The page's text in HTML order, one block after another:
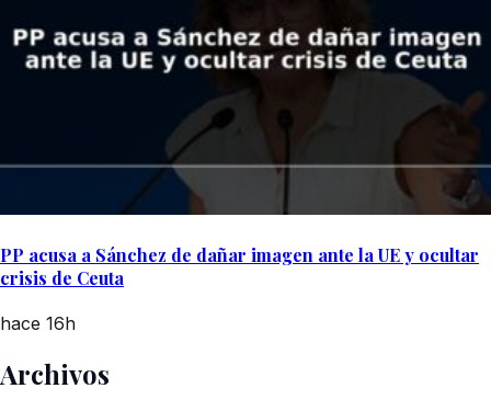
PP acusa a Sánchez de dañar imagen ante la UE y ocultar
crisis de Ceuta
hace 16h
Archivos